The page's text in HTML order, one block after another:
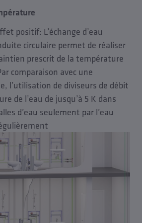
positif: L’échange d’eau
circulaire permet de réaliser
prescrit de la température
comparaison avec une
l’utilisation de diviseurs de débit
de l’eau de jusqu’à 5 K dans
d’eau seulement par l’eau